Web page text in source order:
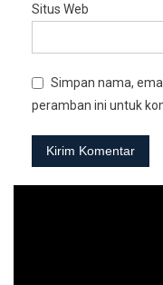
Situs Web
Simpan nama,
peramban ini untuk